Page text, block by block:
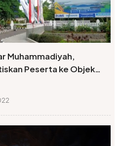
Muhammadiyah,
Peserta ke Objek